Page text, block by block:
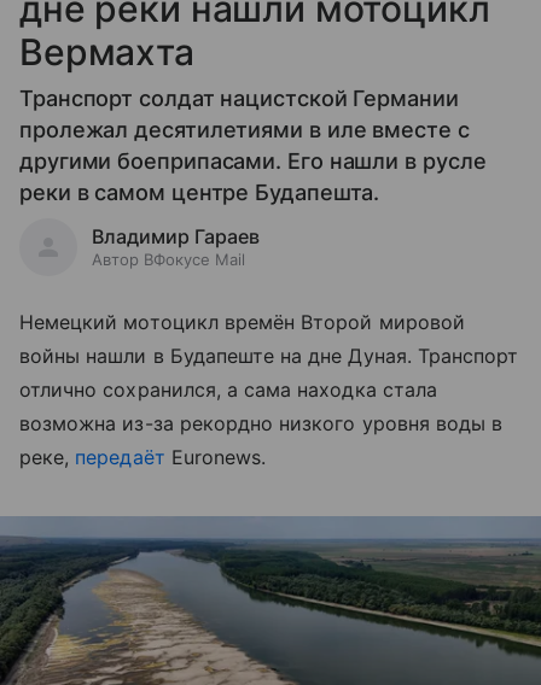
Вермахта
Транспорт солдат нацистской Германии
пролежал десятилетиями в иле вместе с
другими боеприпасами. Его нашли в русле
реки в самом центре Будапешта.
Владимир Гараев
Автор ВФокусе Mail
Немецкий мотоцикл времён Второй мировой
войны нашли в Будапеште на дне Дуная. Транспорт
отлично сохранился, а сама находка стала
возможна из-за рекордно низкого уровня воды в
реке, передаёт Euronews.